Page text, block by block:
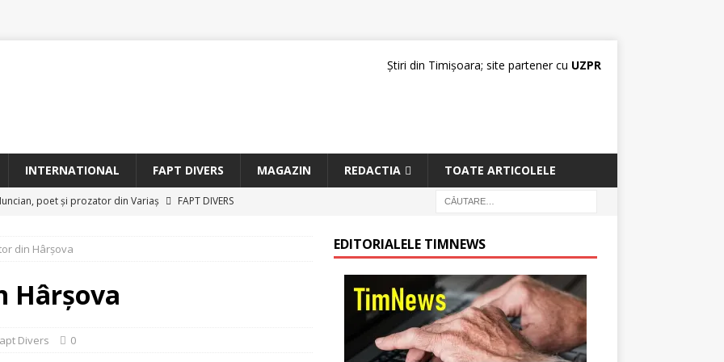
Știri din Timișoara; site partener cu UZPR
INTERNATIONAL FAPT DIVERS MAGAZIN REDACTIA TOATE ARTICOLELE
poet şi prozator din Variaş
FAPT DIVERS
„Cetăţean de onoare al judeţului Timiş”, Prof. univ. dr. Margit
Muzeului Satului Bănățean
din Hârşova
Hârşova
Divers 0
EDITORIALELE TIMNEWS